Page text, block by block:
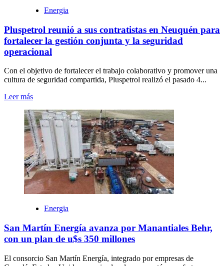
Energia
Pluspetrol reunió a sus contratistas en Neuquén para
fortalecer la gestión conjunta y la seguridad
operacional
Con el objetivo de fortalecer el trabajo colaborativo y promover una
cultura de seguridad compartida, Pluspetrol realizó el pasado 4...
Leer más
Energia
San Martín Energía avanza por Manantiales Behr,
con un plan de u$s 350 millones
El consorcio San Martín Energía, integrado por empresas de